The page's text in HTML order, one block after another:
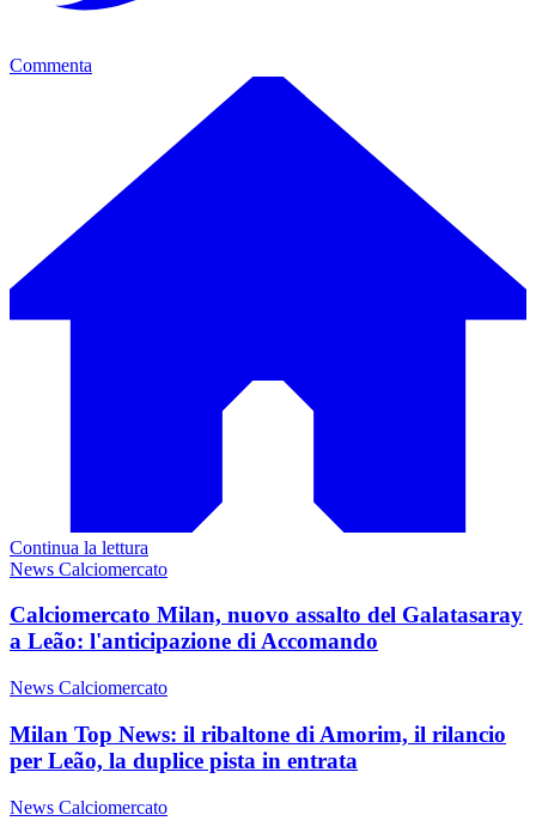
Commenta
Continua la lettura
News Calciomercato
Calciomercato Milan, nuovo assalto del Galatasaray
a Leão: l'anticipazione di Accomando
News Calciomercato
Milan Top News: il ribaltone di Amorim, il rilancio
per Leão, la duplice pista in entrata
News Calciomercato